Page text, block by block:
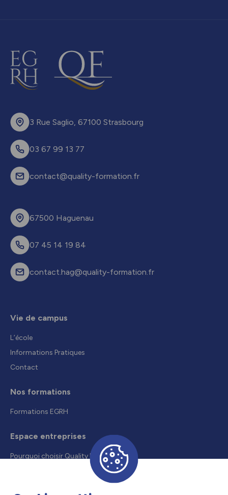
3 Rue Saglio, 67100 Strasbourg
03 67 99 13 77
contact@quality-formation.fr
67500 Haguenau
07 45 14 19 84
contact.hag@quality-formation.fr
Vie de campus
L’école
Informations Pratiques
Contact
Nos formations
Formations EGRH
Espace entreprises
Pourquoi choisir Quality Formation